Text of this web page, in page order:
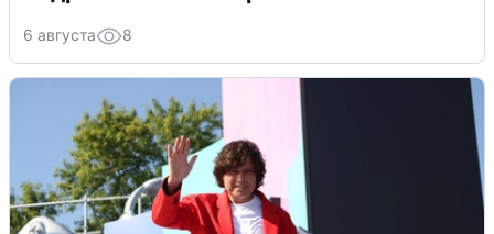
6 августа 8